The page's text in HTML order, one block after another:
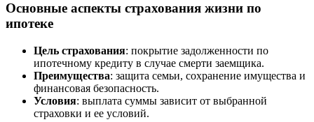
Основные аспекты страхования жизни по
ипотеке
Цель страхования: покрытие задолженности по
ипотечному кредиту в случае смерти заемщика.
Преимущества: защита семьи, сохранение имущества и
финансовая безопасность.
Условия: выплата суммы зависит от выбранной
страховки и ее условий.